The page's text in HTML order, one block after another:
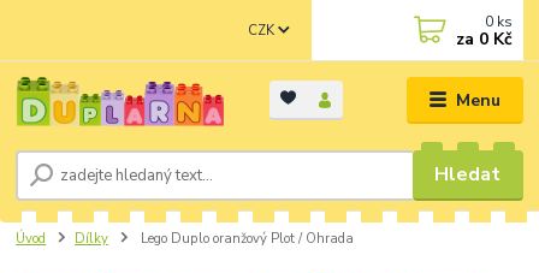
Menu
CZK
Hledat
0 ks
za 0 Kč
Úvod Dílky Lego Duplo oranžový Plot / Ohrada